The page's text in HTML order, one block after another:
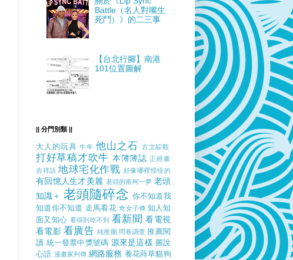
Battle（名人對嘴生
死鬥）》的二三事
【台北行腳】南港
101位置圖解
|| 分門別類 ||
大人的玩具 牛年 他山之石 古文綜觀
打好草稿才吹牛 本簿簿誌 正經畫
吉祥話 地球宅化作戰 好像哪裡怪怪的
有回憶人生才美麗 老頭的南柯一夢 老頭
知識＋ 老頭隨碎念 你不知道我
知道你不知道 走馬看花 奇女子傳 知人知
面又知心 看得到吃不到 看新聞 看電視
看電影 看廣告 純推圖 問卷調查 推薦閱
讀 統一發票中獎號碼 源來是這樣 圖說
心語 漫畫家列傳 網路服務 養花蒔草貓狗